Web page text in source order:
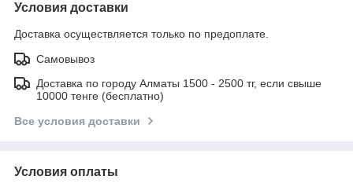
Условия доставки
Доставка осуществляется только по предоплате.
Самовывоз
Доставка по городу Алматы 1500 - 2500 тг, если свыше
10000 тенге (бесплатно)
Все условия доставки
Условия оплаты